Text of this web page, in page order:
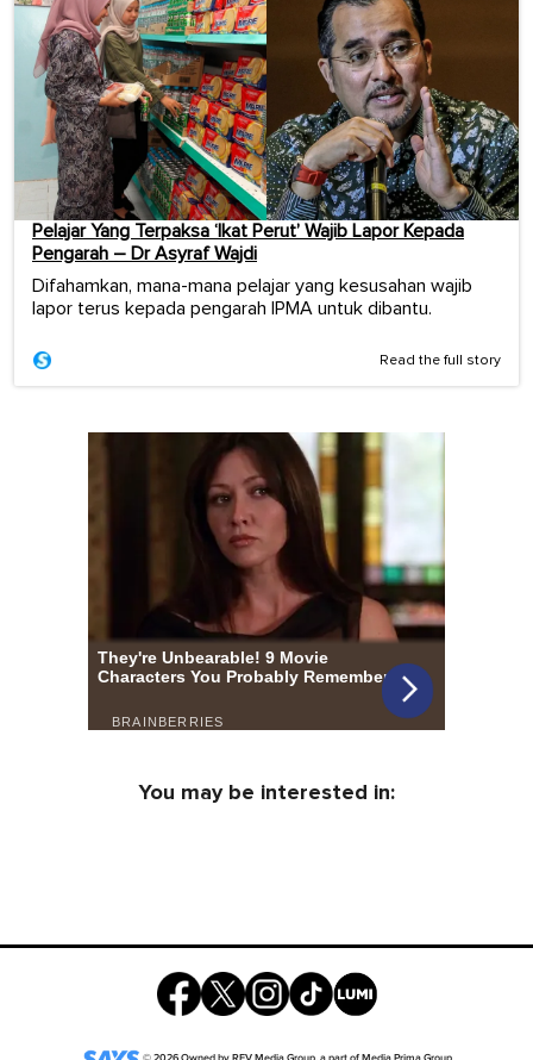
Pelajar Yang Terpaksa ‘Ikat Perut’ Wajib Lapor Kepada
Pengarah – Dr Asyraf Wajdi
Difahamkan, mana-mana pelajar yang kesusahan wajib
lapor terus kepada pengarah IPMA untuk dibantu.
Read the full story
You may be interested in: